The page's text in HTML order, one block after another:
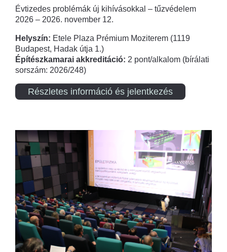
Évtizedes problémák új kihívásokkal – tűzvédelem
2026 – 2026. november 12.
Helyszín: Etele Plaza Prémium Moziterem (1119
Budapest, Hadak útja 1.)
Építészkamarai akkreditáció: 2 pont/alkalom (bírálati
sorszám: 2026/248)
Részletes információ és jelentkezés